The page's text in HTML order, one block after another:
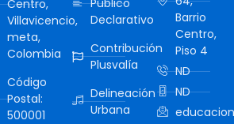
Centro,
Villavicencio,
meta,
Colombia
Código
Postal:
500001
Declarativo
Contribución
Plusvalía
Delineación
Urbana
Barrio
Centro,
Piso 4
ND
ND